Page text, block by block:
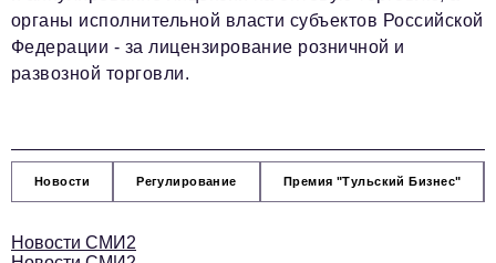
органы исполнительной власти субъектов Российской
Федерации - за лицензирование розничной и
развозной торговли.
Новости Регулирование Премия "Тульский Бизнес"
Новости СМИ2